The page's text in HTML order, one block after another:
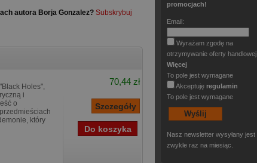
autora Borja Gonzalez? Subskrybuj
Holes",
i
o
który
70,44 zł
promocjach!
Email:
Wyrażam zgodę na
otrzymywanie oferty handlowej.
Więcej
To pole jest wymagane
Akceptuję regulamin
To pole jest wymagane
Nasz newsletter wysyłany jest
zwykle raz na miesiąc.